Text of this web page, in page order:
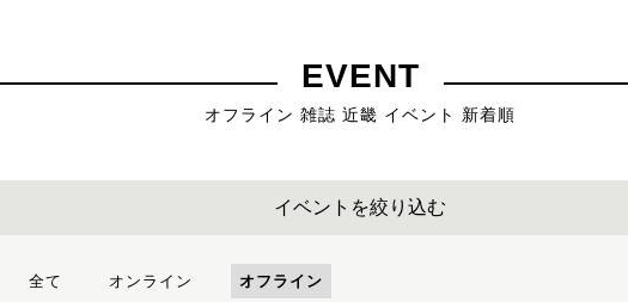
EVENT
オフライン 雑誌 近畿 イベント 新着順
イベントを絞り込む
全て オンライン オフライン